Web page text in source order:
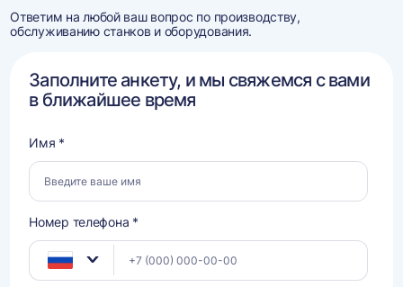
Ответим на любой ваш вопрос по производству,
обслуживанию станков и оборудования.
Заполните анкету, и мы свяжемся с вами
в ближайшее время
Имя *
Номер телефона *